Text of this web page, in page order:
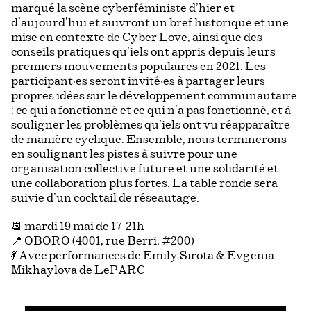
marqué la scène cyberféministe d’hier et
d’aujourd’hui et suivront un bref historique et une
mise en contexte de Cyber Love, ainsi que des
conseils pratiques qu’iels ont appris depuis leurs
premiers mouvements populaires en 2021. Les
participant·es seront invité·es à partager leurs
propres idées sur le développement communautaire
: ce qui a fonctionné et ce qui n’a pas fonctionné, et à
souligner les problèmes qu’iels ont vu réapparaître
de manière cyclique. Ensemble, nous terminerons
en soulignant les pistes à suivre pour une
organisation collective future et une solidarité et
une collaboration plus fortes. La table ronde sera
suivie d’un cocktail de réseautage.
📆 mardi 19 mai de 17-21h
📍 OBORO (4001, rue Berri, #200)
💃 Avec performances de Emily Sirota & Evgenia
Mikhaylova de LePARC